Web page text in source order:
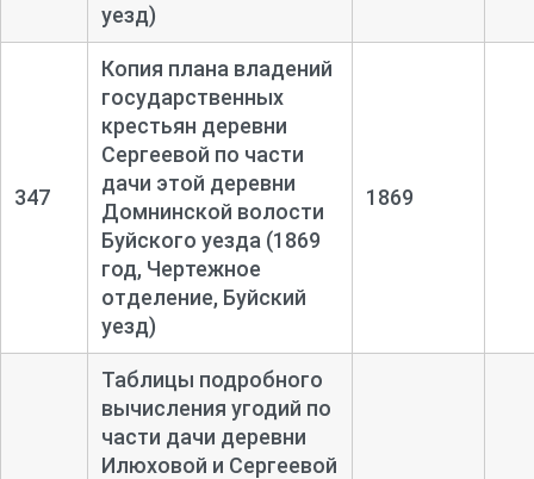
уезд)
347
Копия плана владений
государственных
крестьян деревни
Сергеевой по части
дачи этой деревни
Домнинской волости
Буйского уезда (1869
год, Чертежное
отделение, Буйский
уезд)
1869
Таблицы подробного
вычисления угодий по
части дачи деревни
Илюховой и Сергеевой